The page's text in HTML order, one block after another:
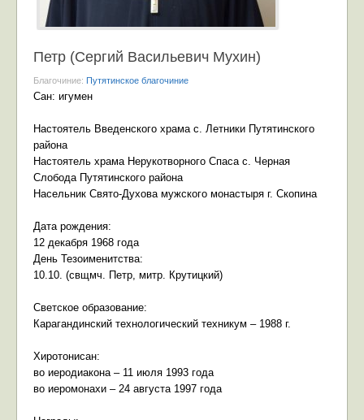
Петр (Сергий Васильевич Мухин)
Благочиние: Путятинское благочиние
Сан: игумен
Настоятель Введенского храма с. Летники Путятинского
района
Настоятель храма Нерукотворного Спаса с. Черная
Слобода Путятинского района
Насельник Свято-Духова мужского монастыря г. Скопина
Дата рождения:
12 декабря 1968 года
День Тезоименитства:
10.10. (свщмч. Петр, митр. Крутицкий)
Светское образование:
Карагандинский технологический техникум – 1988 г.
Хиротонисан:
во иеродиакона – 11 июля 1993 года
во иеромонахи – 24 августа 1997 года